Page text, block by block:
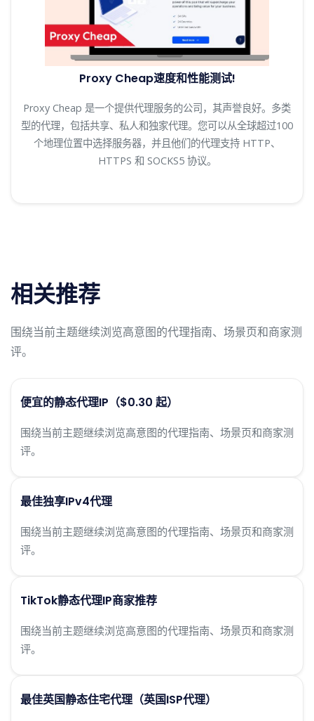
Proxy Cheap速度和性能测试!
Proxy Cheap 是一个提供代理服务的公司，其声誉良好。多类
型的代理，包括共享、私人和独家代理。您可以从全球超过100
个地理位置中选择服务器，并且他们的代理支持 HTTP、
HTTPS 和 SOCKS5 协议。
相关推荐
围绕当前主题继续浏览高意图的代理指南、场景页和商家测
评。
便宜的静态代理IP（$0.30 起）
围绕当前主题继续浏览高意图的代理指南、场景页和商家测
评。
最佳独享IPv4代理
围绕当前主题继续浏览高意图的代理指南、场景页和商家测
评。
TikTok静态代理IP商家推荐
围绕当前主题继续浏览高意图的代理指南、场景页和商家测
评。
最佳英国静态住宅代理（英国ISP代理）